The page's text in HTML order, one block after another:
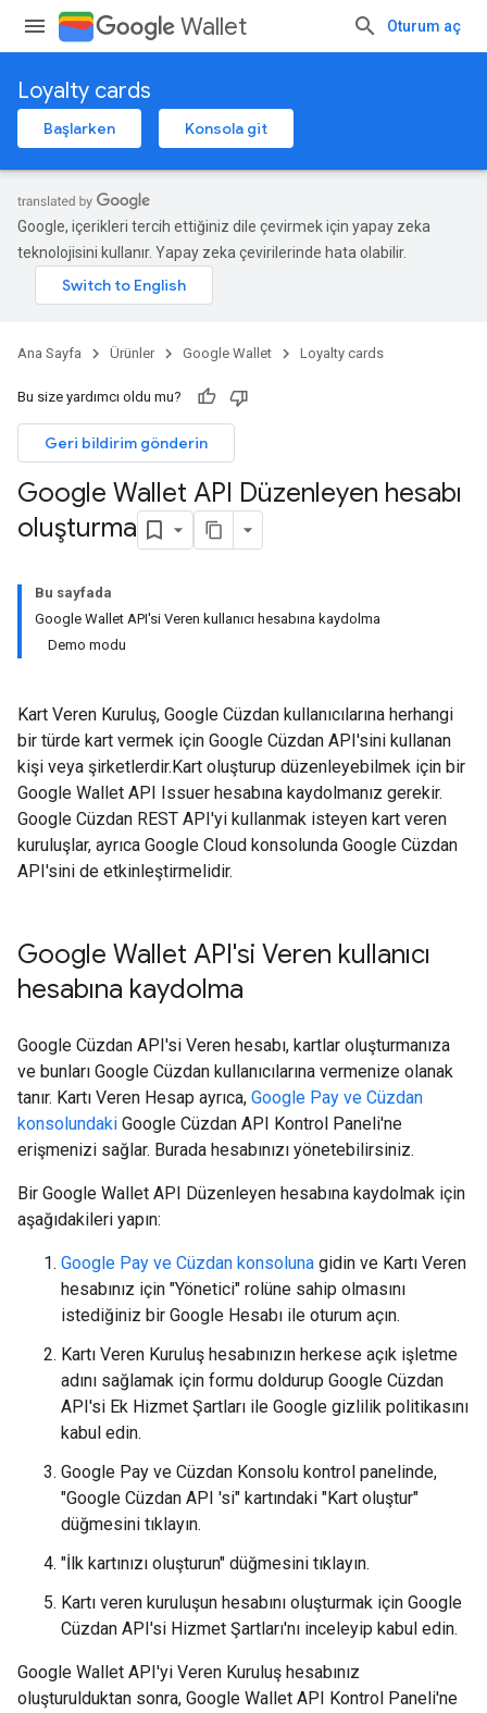
Wallet Oturum aç
Loyalty cards
Başlarken Konsola git
Google, içerikleri tercih ettiğiniz dile çevirmek için yapay zeka
teknolojisini kullanır. Yapay zeka çevirilerinde hata olabilir.
Ana Sayfa Ürünler Google Wallet Loyalty cards
Bu size yardımcı oldu mu?
Geri bildirim gönderin
Google Wallet API Düzenleyen hesabı
oluşturma
Bu sayfada
Google Wallet API'si Veren kullanıcı hesabına kaydolma
Demo modu
Kart Veren Kuruluş, Google Cüzdan kullanıcılarına herhangi
bir türde kart vermek için Google Cüzdan API'sini kullanan
kişi veya şirketlerdir.Kart oluşturup düzenleyebilmek için bir
Google Wallet API Issuer hesabına kaydolmanız gerekir.
Google Cüzdan REST API'yi kullanmak isteyen kart veren
kuruluşlar, ayrıca Google Cloud konsolunda Google Cüzdan
API'sini de etkinleştirmelidir.
Google Wallet API'si Veren kullanıcı
hesabına kaydolma
Google Cüzdan API'si Veren hesabı, kartlar oluşturmanıza
ve bunları Google Cüzdan kullanıcılarına vermenize olanak
tanır. Kartı Veren Hesap ayrıca, Google Pay ve Cüzdan
konsolundaki Google Cüzdan API Kontrol Paneli'ne
erişmenizi sağlar. Burada hesabınızı yönetebilirsiniz.
Bir Google Wallet API Düzenleyen hesabına kaydolmak için
aşağıdakileri yapın:
Google Pay ve Cüzdan konsoluna gidin ve Kartı Veren
hesabınız için "Yönetici" rolüne sahip olmasını
istediğiniz bir Google Hesabı ile oturum açın.
Kartı Veren Kuruluş hesabınızın herkese açık işletme
adını sağlamak için formu doldurup Google Cüzdan
API'si Ek Hizmet Şartları ile Google gizlilik politikasını
kabul edin.
Google Pay ve Cüzdan Konsolu kontrol panelinde,
"Google Cüzdan API 'si" kartındaki "Kart oluştur"
düğmesini tıklayın.
"İlk kartınızı oluşturun" düğmesini tıklayın.
Kartı veren kuruluşun hesabını oluşturmak için Google
Cüzdan API'si Hizmet Şartları'nı inceleyip kabul edin.
Google Wallet API'yi Veren Kuruluş hesabınız
oluşturulduktan sonra, Google Wallet API Kontrol Paneli'ne